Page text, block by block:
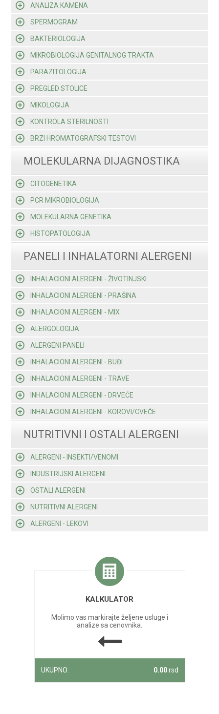
ANALIZA KAMENA
SPERMOGRAM
BAKTERIOLOGIJA
MIKROBIOLOGIJA GENITALNOG TRAKTA
PARAZITOLOGIJA
PREGLED STOLICE
MIKOLOGIJA
KONTROLA STERILNOSTI
BRZI HROMATOGRAFSKI TESTOVI
MOLEKULARNA DIJAGNOSTIKA
CITOGENETIKA
PCR MIKROBIOLOGIJA
MOLEKULARNA GENETIKA
HISTOPATOLOGIJA
PANELI I INHALATORNI ALERGENI
INHALACIONI ALERGENI - ŽIVOTINJSKI
INHALACIONI ALERGENI - PRAŠINA
INHALACIONI ALERGENI - MIX
ALERGOLOGIJA
ALERGENI PANELI
INHALACIONI ALERGENI - BUĐI
INHALACIONI ALERGENI - TRAVE
INHALACIONI ALERGENI - DRVEĆE
INHALACIONI ALERGENI - KOROVI/CVEĆE
NUTRITIVNI I OSTALI ALERGENI
ALERGENI - INSEKTI/VENOMI
INDUSTRIJSKI ALERGENI
OSTALI ALERGENI
NUTRITIVNI ALERGENI
ALERGENI - LEKOVI
KALKULATOR
Molimo vas markirajte željene usluge i
analize sa cenovnika.
UKUPNO: 0.00rsd